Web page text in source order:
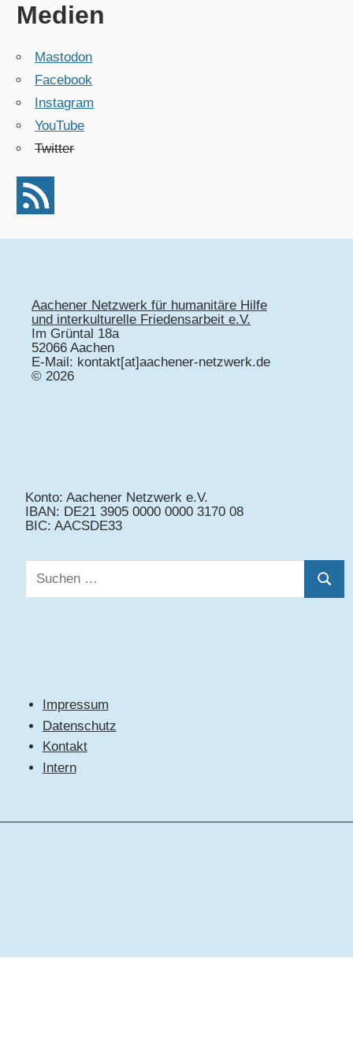
Medien
Mastodon
Facebook
Instagram
YouTube
Twitter
Aachener Netzwerk für humanitäre Hilfe
und interkulturelle Friedensarbeit e.V.
Im Grüntal 18a
52066 Aachen
E-Mail: kontakt[at]aachener-netzwerk.de
© 2026
Konto: Aachener Netzwerk e.V.
IBAN: DE21 3905 0000 0000 3170 08
BIC: AACSDE33
Suchen
nach:
Impressum
Datenschutz
Kontakt
Intern